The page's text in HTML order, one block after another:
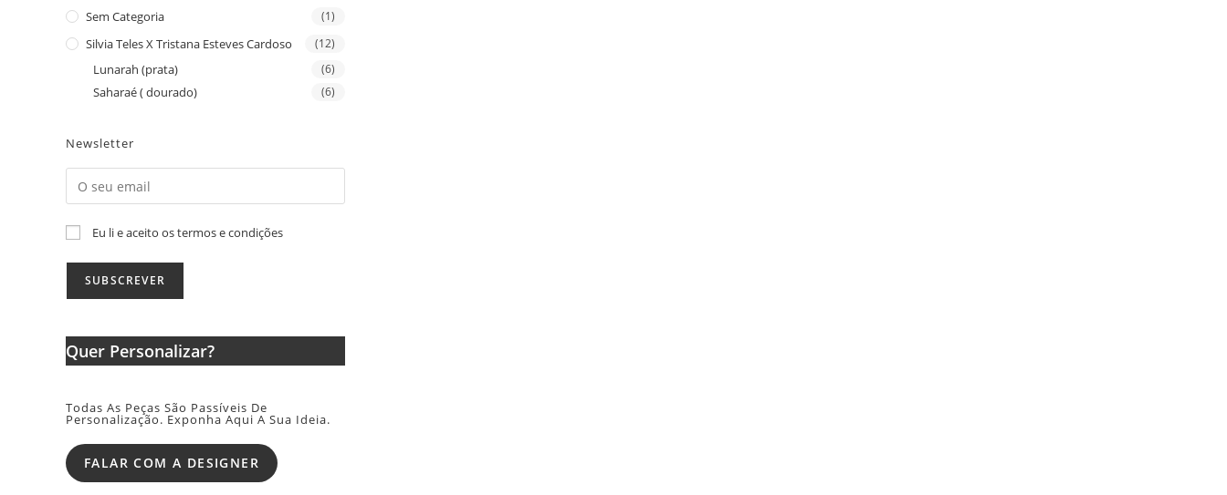
Sem Categoria (1)
Silvia Teles X Tristana Esteves Cardoso (12)
Lunarah (prata) (6)
Saharaé ( dourado) (6)
Newsletter
Eu li e aceito os termos e condições
Quer Personalizar?
Todas As Peças São Passíveis De
Personalização. Exponha Aqui A Sua Ideia.
FALAR COM A DESIGNER